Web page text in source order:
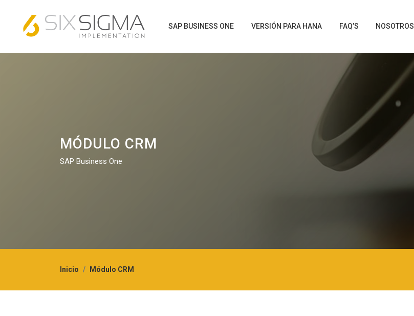
SAP BUSINESS ONE VERSIÓN PARA HANA FAQ’S NOSOTROS
MÓDULO CRM
SAP Business One
Inicio Módulo CRM